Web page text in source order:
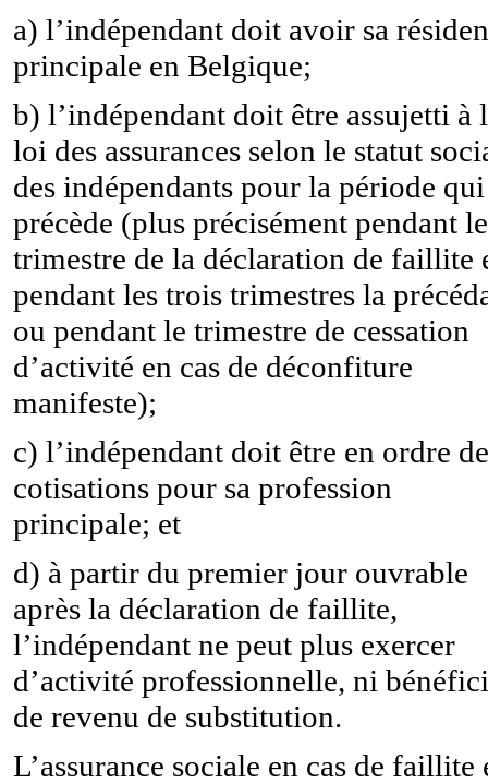
a) l’indépendant doit avoir sa
principale en Belgique;
b) l’indépendant doit être assujetti à
loi des assurances selon le statut
des indépendants pour la période qui
précède (plus précisément pendant le
trimestre de la déclaration de faillite
pendant les trois trimestres la
ou pendant le trimestre de cessation
d’activité en cas de déconfiture
manifeste);
c) l’indépendant doit être en ordre de
cotisations pour sa profession
principale; et
d) à partir du premier jour ouvrable
après la déclaration de faillite,
l’indépendant ne peut plus exercer
d’activité professionnelle, ni
de revenu de substitution.
L’assurance sociale en cas de faillite